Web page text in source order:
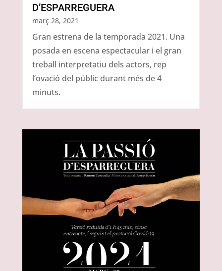
D’ESPARREGUERA
març 28, 2021
Gran estrena de la temporada 2021. Una
posada en escena espectacular i el gran
treball interpretatiu dels actors, rep
l’ovació del públic durant més de 4
minuts.